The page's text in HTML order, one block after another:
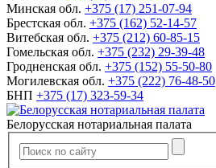
Минская обл. +375 (17) 251-07-94
Брестская обл. +375 (162) 52-14-57
Витебская обл. +375 (212) 60-85-15
Гомельская обл. +375 (232) 29-39-48
Гродненская обл. +375 (152) 55-50-80
Могилевская обл. +375 (222) 76-48-50
БНП +375 (17) 323-59-34
Белорусская нотариальная палата